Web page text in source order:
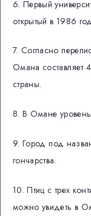
6. Первый
открытый в 1986
7. Согласно
Омана составляет
страны.
8. В Омане уровень
9. Город под
гончарства.
10. Птиц с трех
можно увидеть в